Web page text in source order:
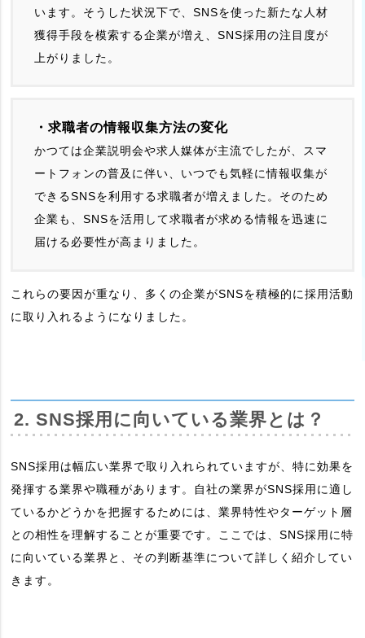
います。そうした状況下で、SNSを使った新たな人材
獲得手段を模索する企業が増え、SNS採用の注目度が
上がりました。
・求職者の情報収集方法の変化
かつては企業説明会や求人媒体が主流でしたが、スマ
ートフォンの普及に伴い、いつでも気軽に情報収集が
できるSNSを利用する求職者が増えました。そのため
企業も、SNSを活用して求職者が求める情報を迅速に
届ける必要性が高まりました。
これらの要因が重なり、多くの企業がSNSを積極的に採用活動
に取り入れるようになりました。
2. SNS採用に向いている業界とは？
SNS採用は幅広い業界で取り入れられていますが、特に効果を
発揮する業界や職種があります。自社の業界がSNS採用に適し
ているかどうかを把握するためには、業界特性やターゲット層
との相性を理解することが重要です。ここでは、SNS採用に特
に向いている業界と、その判断基準について詳しく紹介してい
きます。